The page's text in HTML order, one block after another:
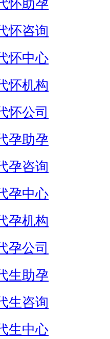
怀助孕
怀咨询
怀中心
怀机构
怀公司
孕助孕
孕咨询
孕中心
孕机构
孕公司
生助孕
生咨询
生中心